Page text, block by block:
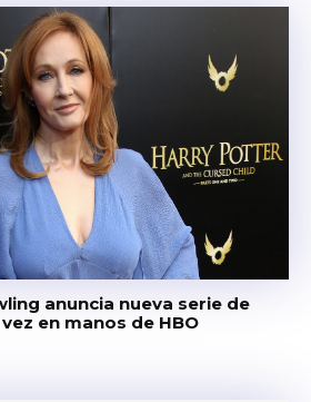
anuncia nueva serie de
en manos de HBO